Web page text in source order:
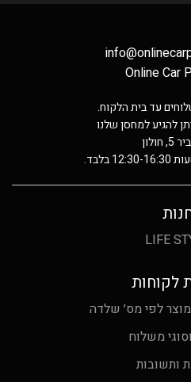
Online Car
עד בית הלקוח.
להגיע למחסן שלנו
בלבד.
LIFE
לקוחות
לפי מס׳ שלדה
משלוח
ותשובות